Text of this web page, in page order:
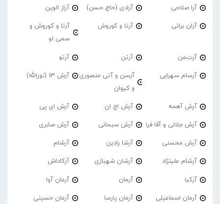
آرا صلاحی آرادی (حاج حسن) آراز الوین
آران براتی آرتا و کوروش
آرتا و کوروش و
سمی لو
آرت‌من آرتن آرتو
آرسام سهرابی
آرسن و آتی منصوری
و کیوان
آرش 13 (نورالله)
آرش آهمه آرش اچ ان آرش ای پی
آرش جلالی و آقا فرا آرش سبحانی آرش صابری
آرش محسنی آرشا رادین آرشام
آرشام علینژاد آرشان شهبازی آرکاداش
آرکیا آرمان آرمان آوا
آرمان اسماعیلی آرمان پارسا آرمان حسینی